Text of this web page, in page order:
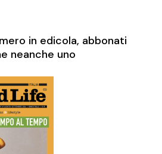
in edicola, abbonati
neanche uno